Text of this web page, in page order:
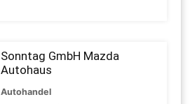
Sonntag GmbH Mazda
Autohaus
Autohandel